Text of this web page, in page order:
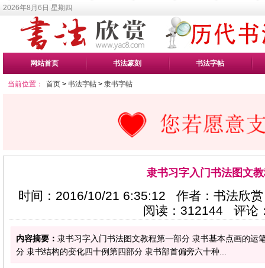
2026年8月6日 星期四
网站首页 书法篆刻 书法字帖
当前位置： 首页 > 书法字帖 > 隶书字帖
隶书习字入门书法图文
时间：2016/10/21 6:35:12 作者：书法欣
阅读： 312144 评论
内容摘要： 隶书习字入门书法图文教程第一部分 隶书基本点画的运
分 隶书结构的变化四十例第四部分 隶书部首偏旁六十种...